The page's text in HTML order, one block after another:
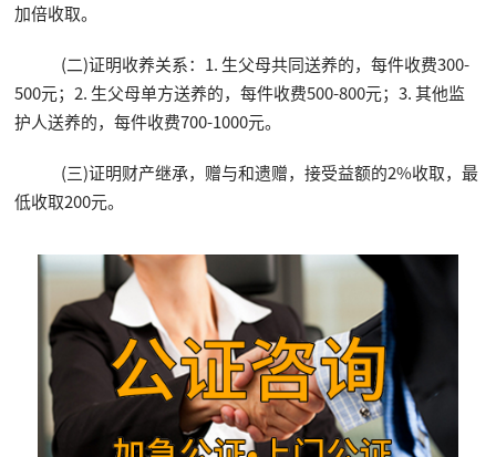
加倍收取。
(二)证明收养关系：1. 生父母共同送养的，每件收费300-
500元；2. 生父母单方送养的，每件收费500-800元；3. 其他监
护人送养的，每件收费700-1000元。
(三)证明财产继承，赠与和遗赠，接受益额的2%收取，最
低收取200元。